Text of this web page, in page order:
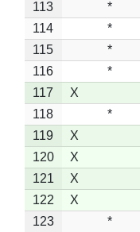
113
*
114
*
115
*
116
*
117
X
118
*
119
X
120
X
121
X
122
X
123
*